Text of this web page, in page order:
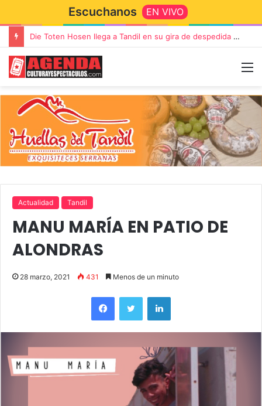
Escuchanos EN VIVO
Die Toten Hosen llega a Tandil en su gira de despedida «Fútbol, Asado, Vino y Adiós Amigos»
Actualidad Tandil
MANU MARÍA EN PATIO DE
ALONDRAS
28 marzo, 2021 431 Menos de un minuto